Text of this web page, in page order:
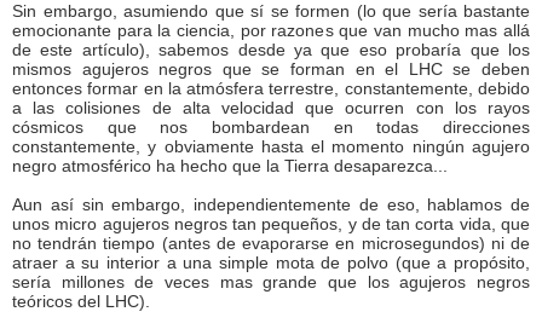
Sin embargo, asumiendo que sí se formen (lo que sería bastante
emocionante para la ciencia, por razones que van mucho mas allá
de este artículo), sabemos desde ya que eso probaría que los
mismos agujeros negros que se forman en el LHC se deben
entonces formar en la atmósfera terrestre, constantemente, debido
a las colisiones de alta velocidad que ocurren con los rayos
cósmicos que nos bombardean en todas direcciones
constantemente, y obviamente hasta el momento ningún agujero
negro atmosférico ha hecho que la Tierra desaparezca...
Aun así sin embargo, independientemente de eso, hablamos de
unos micro agujeros negros tan pequeños, y de tan corta vida, que
no tendrán tiempo (antes de evaporarse en microsegundos) ni de
atraer a su interior a una simple mota de polvo (que a propósito,
sería millones de veces mas grande que los agujeros negros
teóricos del LHC).